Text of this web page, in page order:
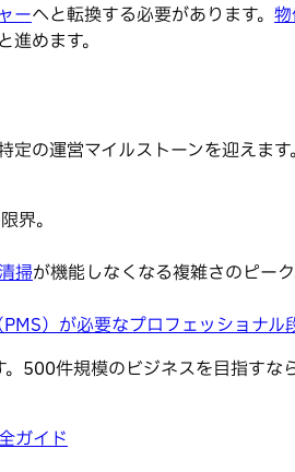
ーへと転換する必要があります。
めます。
の運営マイルストーンを迎えます。
界。
掃が機能しなくなる複雑さのピーク
）が必要なプロフェッショナル
500件規模のビジネスを目指す
ガイド